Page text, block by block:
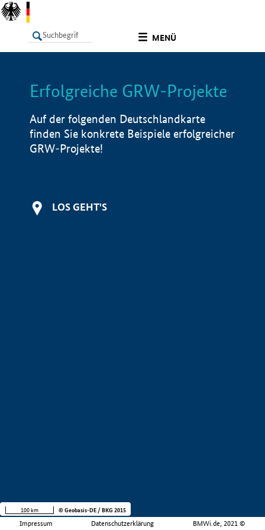
MENÜ
LISTE Info
Erfolgreiche GRW-Projekte
Auf der folgenden Deutschlandkarte
finden Sie konkrete Beispiele erfolgreicher
GRW-Projekte!
LOS GEHT'S
Impressum Datenschutzerklärung BMWi.de, 2021 ©
100 km © Geobasis-DE / BKG 2015